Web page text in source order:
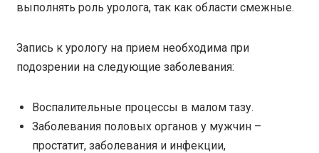
выполнять роль уролога, так как области смежные.
Запись к урологу на прием необходима при
подозрении на следующие заболевания:
Воспалительные процессы в малом тазу.
Заболевания половых органов у мужчин –
простатит, заболевания и инфекции,